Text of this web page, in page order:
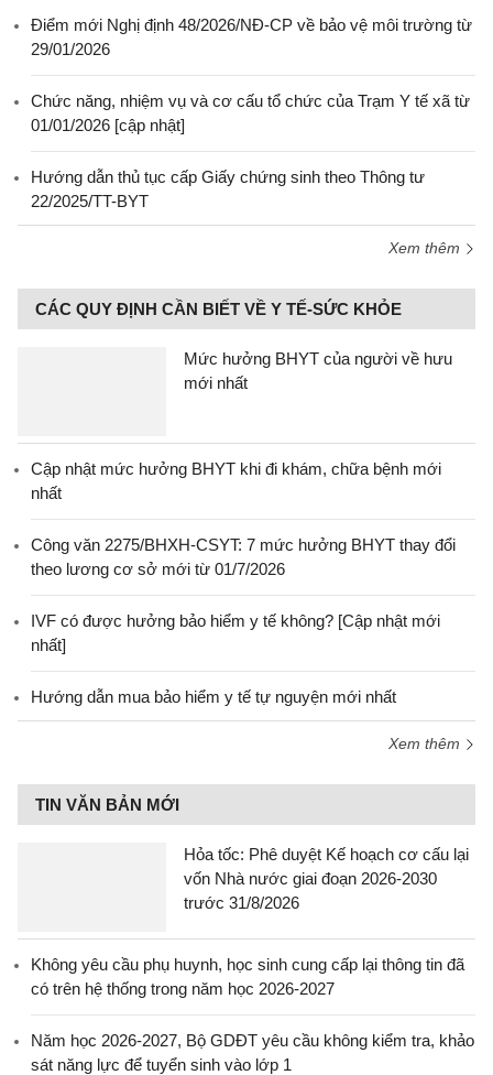
Điểm mới Nghị định 48/2026/NĐ-CP về bảo vệ môi trường từ
29/01/2026
Chức năng, nhiệm vụ và cơ cấu tổ chức của Trạm Y tế xã từ
01/01/2026 [cập nhật]
Hướng dẫn thủ tục cấp Giấy chứng sinh theo Thông tư
22/2025/TT-BYT
Xem thêm
CÁC QUY ĐỊNH CẦN BIẾT VỀ Y TẾ-SỨC KHỎE
Mức hưởng BHYT của người về hưu
mới nhất
Cập nhật mức hưởng BHYT khi đi khám, chữa bệnh mới
nhất
Công văn 2275/BHXH-CSYT: 7 mức hưởng BHYT thay đổi
theo lương cơ sở mới từ 01/7/2026
IVF có được hưởng bảo hiểm y tế không? [Cập nhật mới
nhất]
Hướng dẫn mua bảo hiểm y tế tự nguyện mới nhất
Xem thêm
TIN VĂN BẢN MỚI
Hỏa tốc: Phê duyệt Kế hoạch cơ cấu lại
vốn Nhà nước giai đoạn 2026-2030
trước 31/8/2026
Không yêu cầu phụ huynh, học sinh cung cấp lại thông tin đã
có trên hệ thống trong năm học 2026-2027
Năm học 2026-2027, Bộ GDĐT yêu cầu không kiểm tra, khảo
sát năng lực để tuyển sinh vào lớp 1